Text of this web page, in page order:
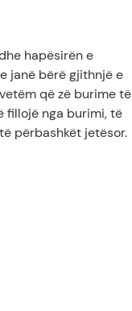
hapësirën e
janë bërë gjithnjë e
që zë burime të
fillojë nga burimi, të
përbashkët jetësor.